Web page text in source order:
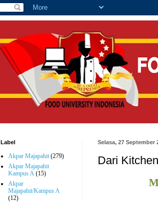
Selasa, 27 September
Dari
Label
Akpar Majapahit (279)
Akpar Majapahit
Kampus A (15)
Akpar
Majapahit/Kampus A
(12)